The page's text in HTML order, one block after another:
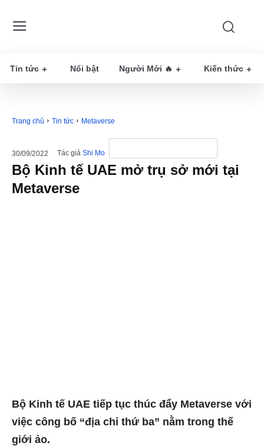
Tin tức Nổi bật Người Mới 🔥 Kiến thức
Trang chủ Tin tức Metaverse
30/09/2022 Tác giả Shi Mo
Bộ Kinh tế UAE mở trụ sở mới tại
Metaverse
Bộ Kinh tế UAE tiếp tục thúc đẩy Metaverse với
việc công bố “địa chỉ thứ ba” nằm trong thế
giới ảo.